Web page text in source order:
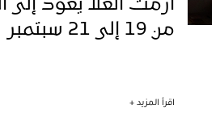
أزمث العلا يعود إلى
من 19 إلى 21 سبتمبر
اقرأ المزيد +